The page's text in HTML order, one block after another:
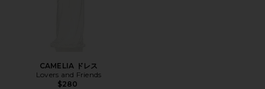
CAMELIA ドレス
Lovers and Friends
$280